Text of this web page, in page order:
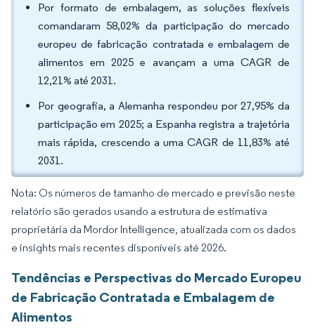
Por formato de embalagem, as soluções flexíveis
comandaram 58,02% da participação do mercado
europeu de fabricação contratada e embalagem de
alimentos em 2025 e avançam a uma CAGR de
12,21% até 2031.
Por geografia, a Alemanha respondeu por 27,95% da
participação em 2025; a Espanha registra a trajetória
mais rápida, crescendo a uma CAGR de 11,83% até
2031.
Nota: Os números de tamanho de mercado e previsão neste
relatório são gerados usando a estrutura de estimativa
proprietária da Mordor Intelligence, atualizada com os dados
e insights mais recentes disponíveis até 2026.
Tendências e Perspectivas do Mercado Europeu
de Fabricação Contratada e Embalagem de
Alimentos